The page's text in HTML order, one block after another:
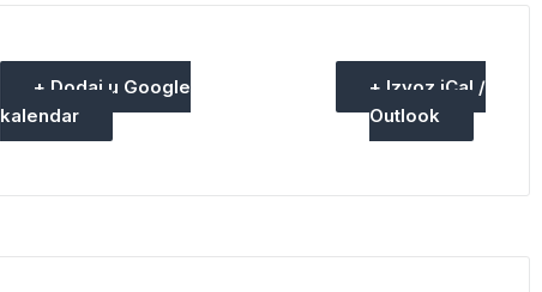
+ Dodaj u Google
kalendar
+ Izvoz iCal /
Outlook